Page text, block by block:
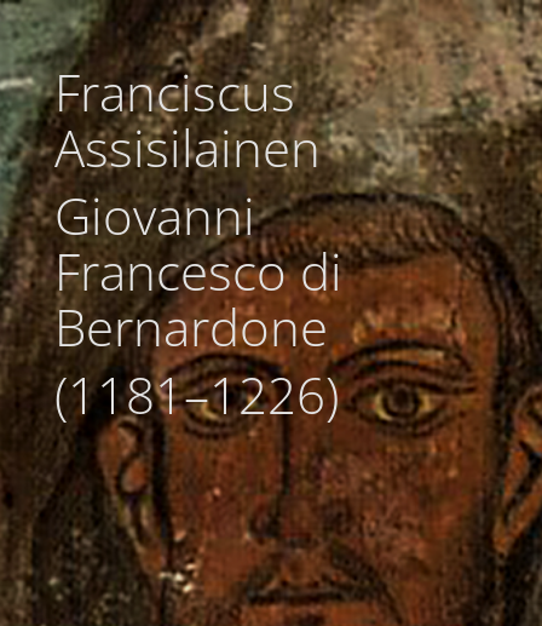
Franciscus
Assisilainen
Giovanni
Francesco di
Bernardone
(1181–1226)